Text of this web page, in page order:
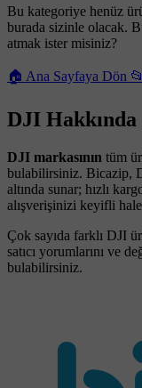
Bu kategoriye henüz
burada sizinle olacak.
atmak ister misiniz?
🏠 Ana Sayfaya Dön
DJI Hakkında
DJI markasının tüm
bulabilirsiniz. Bicazip,
altında sunar; hızlı
alışverişinizi keyifli
Çok sayıda farklı DJI
satıcı yorumlarını ve
bulabilirsiniz.